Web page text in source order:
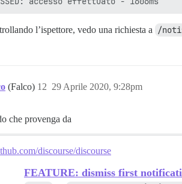
l’ispettore, vedo una richiesta a /
(Falco) 29 Aprile 2020, 9:28pm
12
che provenga da
discourse/discourse
FEATURE: dismiss first